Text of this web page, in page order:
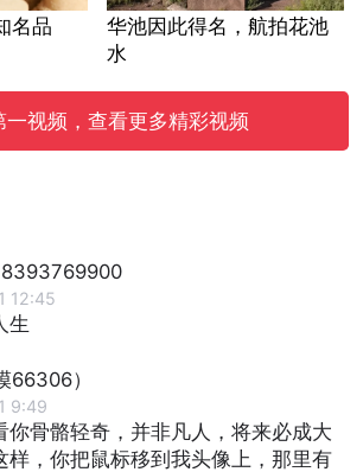
名品
华池因此得名，航拍花池
水
一视频，查看更多精彩视频
12:45
生
66306）
9:49
你骨骼轻奇，并非凡人，将来必成大
样，你把鼠标移到我头像上，那里有